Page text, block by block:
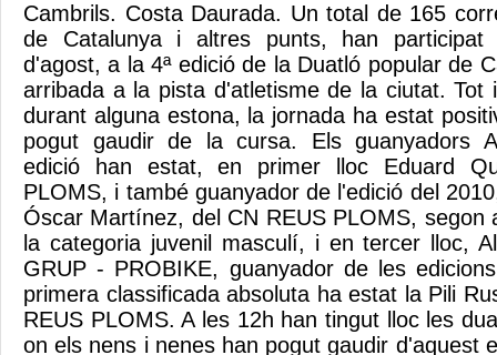
Cambrils. Costa Daurada. Un total de 165
de Catalunya i altres punts, han participat
d'agost, a la 4ª edició de la Duatló popular de
arribada a la pista d'atletisme de la ciutat.
durant alguna estona, la jornada ha estat
pogut gaudir de la cursa. Els guanyadors
edició han estat, en primer lloc Eduard
PLOMS, i també guanyador de l'edició del
Óscar Martínez, del CN REUS PLOMS, segon
la categoria juvenil masculí, i en tercer lloc,
GRUP - PROBIKE, guanyador de les
primera classificada absoluta ha estat la Pili
REUS PLOMS. A les 12h han tingut lloc les
on els nens i nenes han pogut gaudir d'aquest